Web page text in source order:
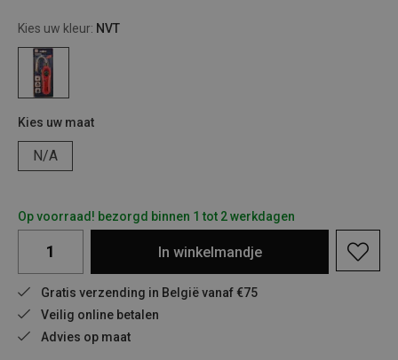
Kies uw kleur: NVT
Kies uw maat
N/A
Op voorraad! bezorgd binnen 1 tot 2 werkdagen
In winkelmandje
Gratis verzending in België vanaf €75
Veilig online betalen
Advies op maat